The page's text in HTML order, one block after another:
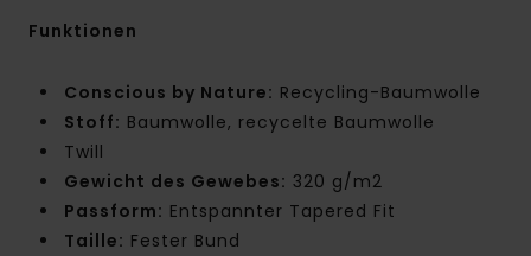
Funktionen
Conscious by Nature: Recycling-Baumwolle
Stoff: Baumwolle, recycelte Baumwolle
Twill
Gewicht des Gewebes: 320 g/m2
Passform: Entspannter Tapered Fit
Taille: Fester Bund